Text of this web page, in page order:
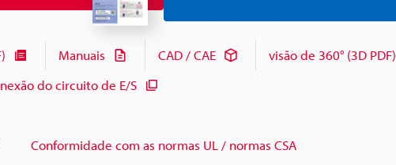
Manuais CAD / CAE visão de 360° (3D PDF)
do circuito de E/S
Conformidade com as normas UL / normas CSA